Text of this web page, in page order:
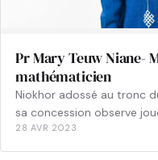
Pr Mary Teuw Niane-
mathématicien
Niokhor adossé au tronc
sa concession observe
28 AVR 2023